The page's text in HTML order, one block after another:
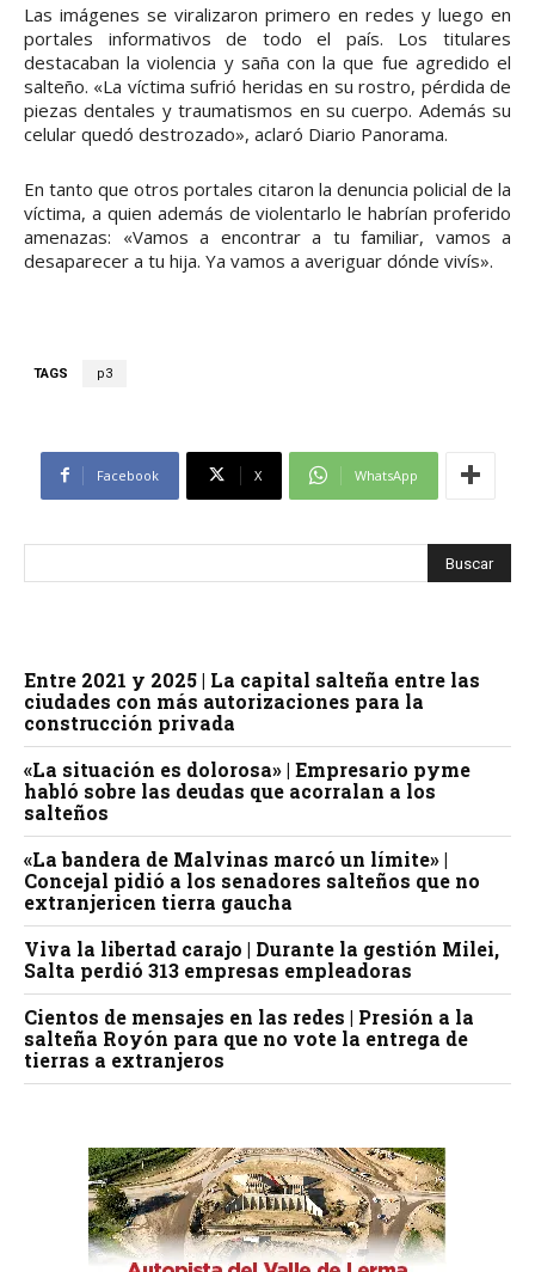
Las imágenes se viralizaron primero en redes y luego en
portales informativos de todo el país. Los titulares
destacaban la violencia y saña con la que fue agredido el
salteño. «La víctima sufrió heridas en su rostro, pérdida de
piezas dentales y traumatismos en su cuerpo. Además su
celular quedó destrozado», aclaró Diario Panorama.
En tanto que otros portales citaron la denuncia policial de la
víctima, a quien además de violentarlo le habrían proferido
amenazas: «Vamos a encontrar a tu familiar, vamos a
desaparecer a tu hija. Ya vamos a averiguar dónde vivís».
TAGS p3
Facebook X WhatsApp
Entre 2021 y 2025 | La capital salteña entre las
ciudades con más autorizaciones para la
construcción privada
«La situación es dolorosa» | Empresario pyme
habló sobre las deudas que acorralan a los
salteños
«La bandera de Malvinas marcó un límite» |
Concejal pidió a los senadores salteños que no
extranjericen tierra gaucha
Viva la libertad carajo | Durante la gestión Milei,
Salta perdió 313 empresas empleadoras
Cientos de mensajes en las redes | Presión a la
salteña Royón para que no vote la entrega de
tierras a extranjeros